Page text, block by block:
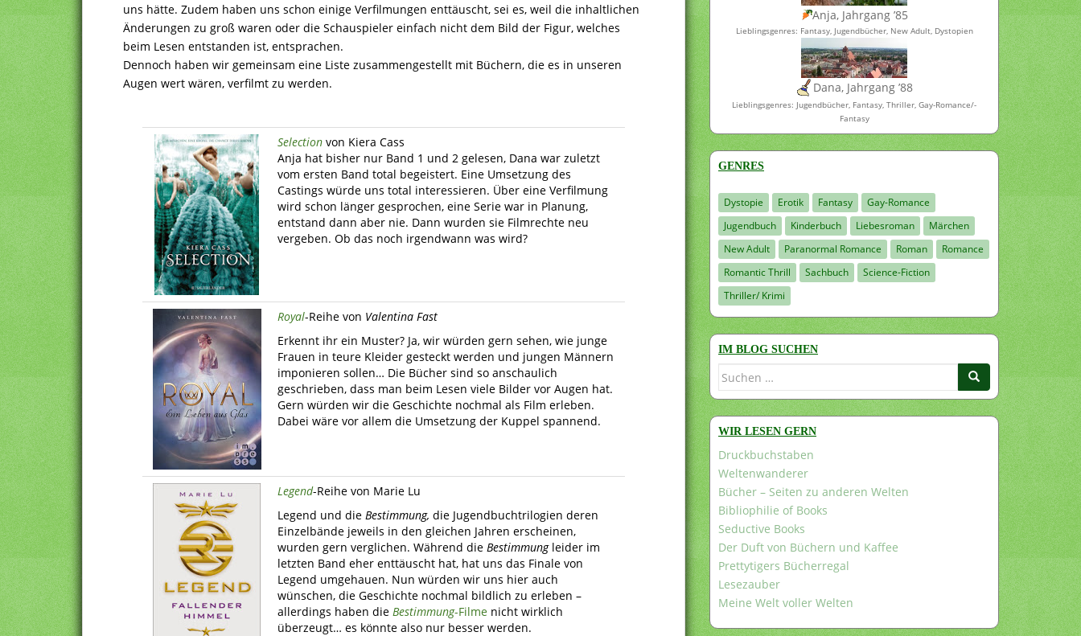
uns hätte. Zudem haben uns schon einige Verfilmungen enttäuscht, sei es, weil die inhaltlichen
Änderungen zu groß waren oder die Schauspieler einfach nicht dem Bild der Figur, welches
beim Lesen entstanden ist, entsprachen.
Dennoch haben wir gemeinsam eine Liste zusammengestellt mit Büchern, die es in unseren
Augen wert wären, verfilmt zu werden.
Selection von Kiera Cass
Anja hat bisher nur Band 1 und 2 gelesen, Dana war zuletzt
vom ersten Band total begeistert. Eine Umsetzung des
Castings würde uns total interessieren. Über eine Verfilmung
wird schon länger gesprochen, eine Serie war in Planung,
entstand dann aber nie. Dann wurden sie Filmrechte neu
vergeben. Ob das noch irgendwann was wird?
Royal-Reihe von Valentina Fast
Erkennt ihr ein Muster? Ja, wir würden gern sehen, wie junge
Frauen in teure Kleider gesteckt werden und jungen Männern
imponieren sollen… Die Bücher sind so anschaulich
geschrieben, dass man beim Lesen viele Bilder vor Augen hat.
Gern würden wir die Geschichte nochmal als Film erleben.
Dabei wäre vor allem die Umsetzung der Kuppel spannend.
Legend-Reihe von Marie Lu
Legend und die Bestimmung, die Jugendbuchtrilogien deren
Einzelbände jeweils in den gleichen Jahren erscheinen,
wurden gern verglichen. Während die Bestimmungleider im
letzten Band eher enttäuscht hat, hat uns das Finale von
Legend umgehauen. Nun würden wir uns hier auch
wünschen, die Geschichte nochmal bildlich zu erleben –
allerdings haben die Bestimmung-Filme nicht wirklich
überzeugt… es könnte also nur besser werden.
Anja, Jahrgang ’85
Lieblingsgenres: Fantasy, Jugendbücher, New Adult, Dystopien
Dana, Jahrgang ’88
Lieblingsgenres: Jugendbücher, Fantasy, Thriller, Gay-Romance/-
Fantasy
GENRES
Dystopie Erotik Fantasy
Gay-Romance
Jugendbuch
Kinderbuch Liebesroman
Märchen
New Adult
Paranormal Romance Roman
Romance
Romantic Thrill
Sachbuch
Science-Fiction
Thriller/ Krimi
IM BLOG SUCHEN
Suchen
WIR LESEN GERN
Druckbuchstaben
Weltenwanderer
Bücher – Seiten zu anderen Welten
Bibliophilie of Books
Seductive Books
Der Duft von Büchern und Kaffee
Prettytigers Bücherregal
Lesezauber
Meine Welt voller Welten